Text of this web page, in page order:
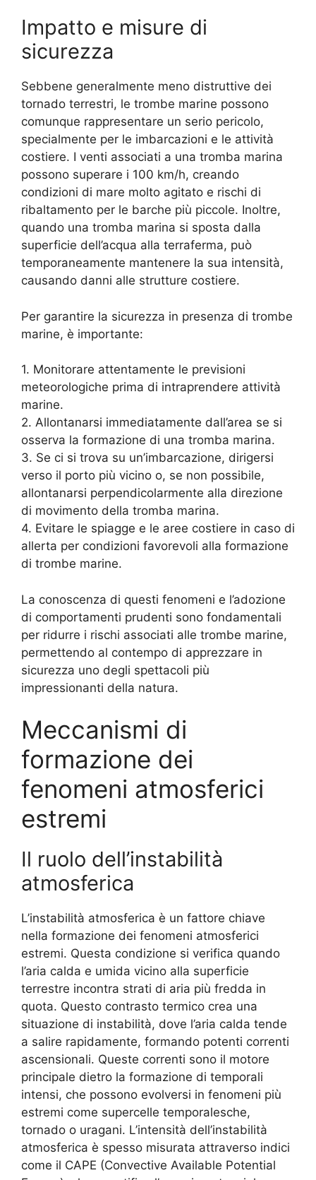
Impatto e misure di
sicurezza
Sebbene generalmente meno distruttive dei
tornado terrestri, le trombe marine possono
comunque rappresentare un serio pericolo,
specialmente per le imbarcazioni e le attività
costiere. I venti associati a una tromba marina
possono superare i 100 km/h, creando
condizioni di mare molto agitato e rischi di
ribaltamento per le barche più piccole. Inoltre,
quando una tromba marina si sposta dalla
superficie dell’acqua alla terraferma, può
temporaneamente mantenere la sua intensità,
causando danni alle strutture costiere.
Per garantire la sicurezza in presenza di trombe
marine, è importante:
1. Monitorare attentamente le previsioni
meteorologiche prima di intraprendere attività
marine.
2. Allontanarsi immediatamente dall’area se si
osserva la formazione di una tromba marina.
3. Se ci si trova su un’imbarcazione, dirigersi
verso il porto più vicino o, se non possibile,
allontanarsi perpendicolarmente alla direzione
di movimento della tromba marina.
4. Evitare le spiagge e le aree costiere in caso di
allerta per condizioni favorevoli alla formazione
di trombe marine.
La conoscenza di questi fenomeni e l’adozione
di comportamenti prudenti sono fondamentali
per ridurre i rischi associati alle trombe marine,
permettendo al contempo di apprezzare in
sicurezza uno degli spettacoli più
impressionanti della natura.
Meccanismi di
formazione dei
fenomeni atmosferici
estremi
Il ruolo dell’instabilità
atmosferica
L’instabilità atmosferica è un fattore chiave
nella formazione dei fenomeni atmosferici
estremi. Questa condizione si verifica quando
l’aria calda e umida vicino alla superficie
terrestre incontra strati di aria più fredda in
quota. Questo contrasto termico crea una
situazione di instabilità, dove l’aria calda tende
a salire rapidamente, formando potenti correnti
ascensionali. Queste correnti sono il motore
principale dietro la formazione di temporali
intensi, che possono evolversi in fenomeni più
estremi come supercelle temporalesche,
tornado o uragani. L’intensità dell’instabilità
atmosferica è spesso misurata attraverso indici
come il CAPE (Convective Available Potential